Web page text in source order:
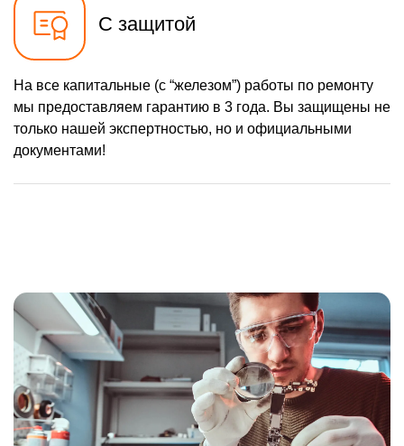
С защитой
На все капитальные (с “железом”) работы по ремонту
мы предоставляем гарантию в 3 года. Вы защищены не
только нашей экспертностью, но и официальными
документами!